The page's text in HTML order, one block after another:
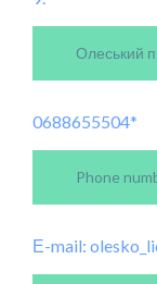
0688655504*
Е-mail: